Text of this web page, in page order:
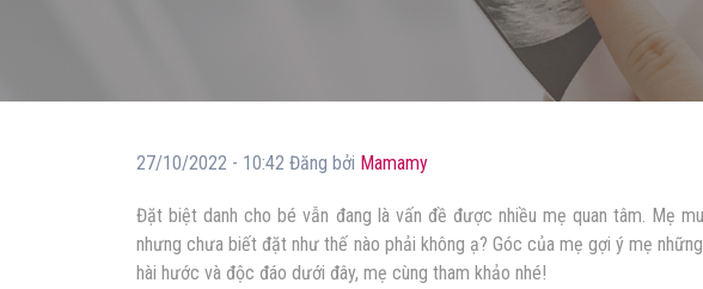
27/10/2022 - 10:42 Đăng bởi Mamamy
Đặt biệt danh cho bé vẫn đang là vấn đề được nhiều mẹ quan tâm. Mẹ
nhưng chưa biết đặt như thế nào phải không ạ? Góc của mẹ gợi ý mẹ những
hài hước và độc đáo dưới đây, mẹ cùng tham khảo nhé!